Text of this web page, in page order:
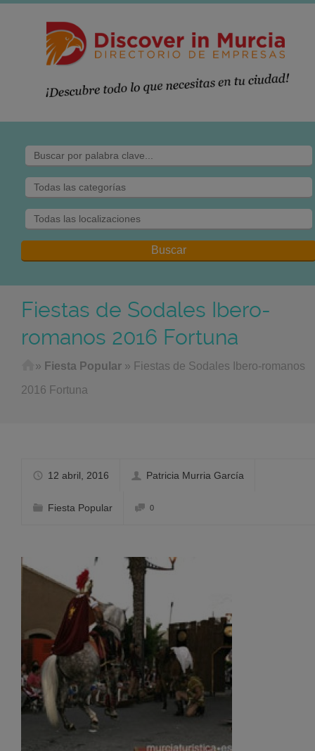
Fiestas de Sodales Ibero-
romanos 2016 Fortuna
Home
» Fiesta Popular » Fiestas de Sodales Ibero-romanos
2016 Fortuna
12 abril, 2016 Patricia Murria García
Fiesta Popular 0